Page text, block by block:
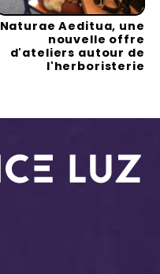
Naturae Aeditua, une
nouvelle offre
d'ateliers autour de
l'herboristerie